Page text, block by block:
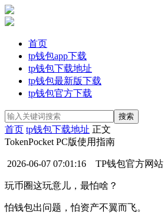
首页
tp钱包app下载
tp钱包下载地址
tp钱包最新版下载
tp钱包官方下载
首页 tp钱包下载地址 正文
TokenPocket PC版使用指南
2026-06-07 07:01:16 TP钱包官方网站
玩币圈这玩意儿，最怕啥？
怕钱包出问题，怕资产不翼而飞。